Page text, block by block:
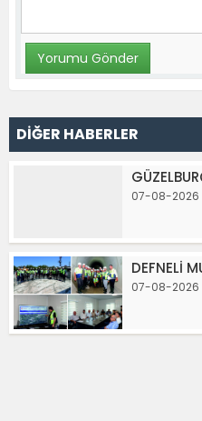
DİĞER HABERLER
07-08-2026
DEFNELİ
07-08-2026